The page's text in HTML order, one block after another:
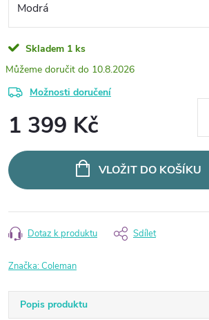
Skladem 1 ks
10.8.2026
Možnosti doručení
1 399 Kč
cena:
VLOŽIT DO KOŠÍKU
Dotaz k produktu Sdílet
Značka:Coleman
Popis produktu